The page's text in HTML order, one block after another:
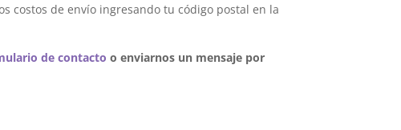
costos de envío ingresando tu código postal en la
de contacto o enviarnos un mensaje por